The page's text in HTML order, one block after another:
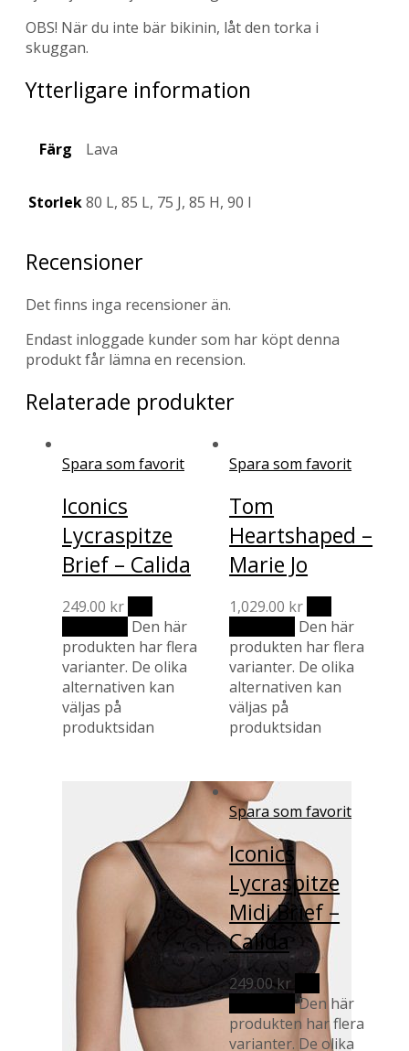
OBS! När du inte bär bikinin, låt den torka i
skuggan.
Ytterligare information
Färg Lava
Storlek80 L, 85 L, 75 J, 85 H, 90 I
Recensioner
Det finns inga recensioner än.
Endast inloggade kunder som har köpt denna
produkt får lämna en recension.
Relaterade produkter
Spara som favorit
Iconics
Lycraspitze
Brief – Calida
249.00 kr
Den här
produkten har flera
varianter. De olika
alternativen kan
väljas på
produktsidan
Spara som favorit
Tom
Heartshaped –
Marie Jo
1,029.00 kr
Den här
produkten har flera
varianter. De olika
alternativen kan
väljas på
produktsidan
Spara som favorit
Iconics
Lycraspitze
Midi Brief –
Calida
249.00kr
alternativDen här
produkten har flera
varianter. De olika